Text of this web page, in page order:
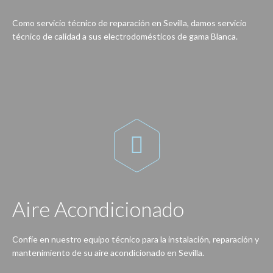
Como servicio técnico de reparación en Sevilla, damos servicio
técnico de calidad a sus electrodomésticos de gama Blanca.

Aire Acondicionado
Confíe en nuestro equipo técnico para la instalación, reparación y
mantenimiento de su aire acondicionado en Sevilla.